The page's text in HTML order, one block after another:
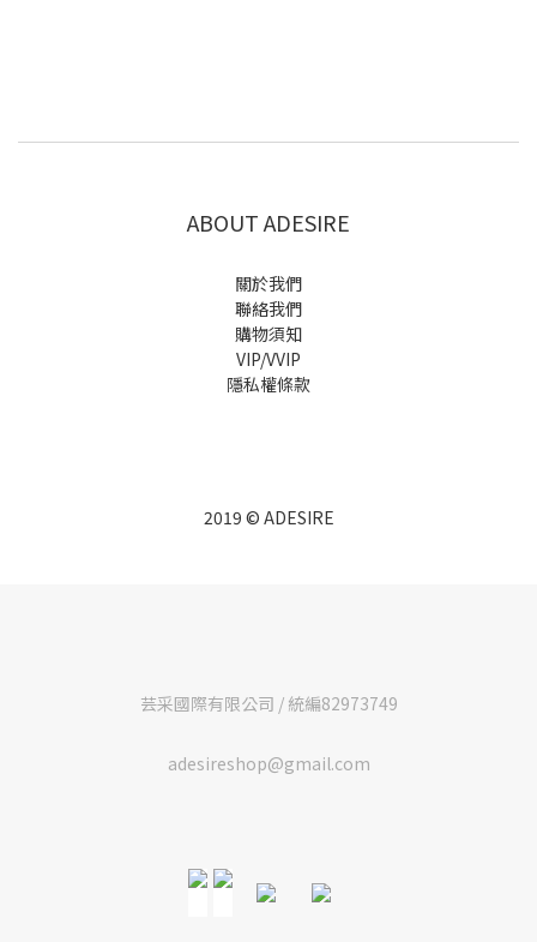
ABOUT ADESIRE
關於我們
聯絡我們
購物須知
VIP/VVIP
隱私權條款
2019 © ADESIRE
芸采國際有限公司 / 統編82973749
adesireshop@gmail.com